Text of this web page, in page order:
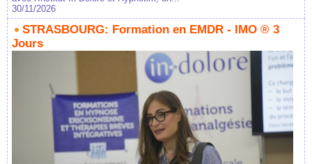
30/11/2026
STRASBOURG: Formation en EMDR - IMO ® 3
Jours